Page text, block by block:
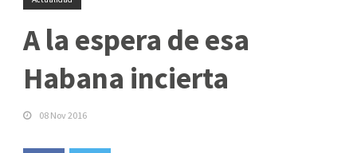
A la espera de esa
Habana incierta
08 Nov 2016